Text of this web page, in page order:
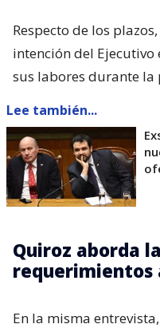
Respecto de los
intención del Ejecutivo
sus labores durante la
Lee también...
Quiroz aborda
requerimientos
En la misma